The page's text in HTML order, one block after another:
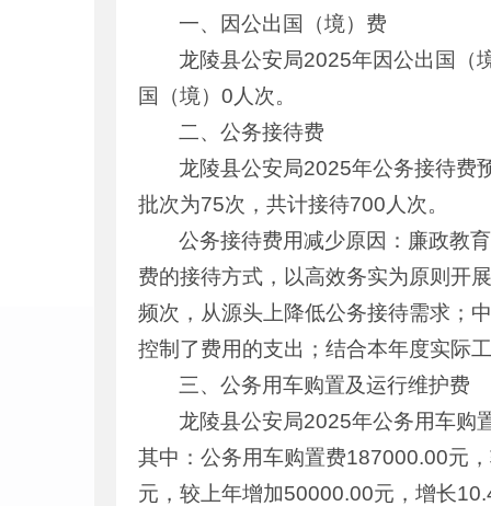
一、因公出国（境）费
龙陵县公安局2025年因公出国（
国（境）0人次。
二、公务接待费
龙陵县公安局2025年公务接待费
批次为75次，共计接待700人次。
公务接待费用减少原因：廉政教
费的接待方式，以高效务实为原则开
频次，从源头上降低公务接待需求；
控制了费用的支出；结合本年度实际
三、公务用车购置及运行维护费
龙陵县公安局2025年公务用车购
其中：公务用车购置费187000.00元
元，较上年增加50000.00元，增长